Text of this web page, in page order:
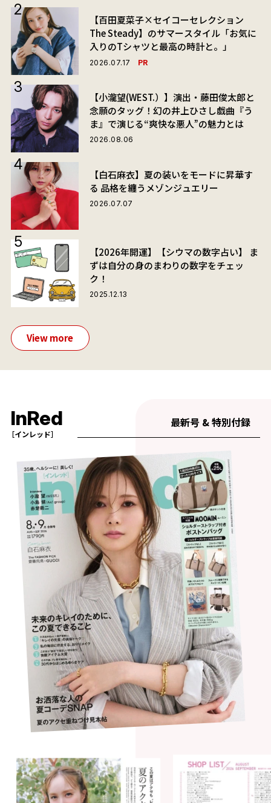
【百田夏菜子×セイコーセレクション
The Steady】のサマースタイル「お気に
入りのTシャツと最高の時計と。」
2026.07.17 PR
【小瀧望(WEST.）】演出・藤田俊太郎と
念願のタッグ！幻の井上ひさし戯曲『う
ま』で演じる“爽快な悪人”の魅力とは
2026.08.06
【白石麻衣】夏の装いをモードに昇華す
る 品格を纏うメゾンジュエリー
2026.07.07
【2026年開運】【シウマの数字占い】 ま
ずは自分の身のまわりの数字をチェッ
ク！
2025.12.13
View more
InRed
［インレッド］
最新号 & 特別付録